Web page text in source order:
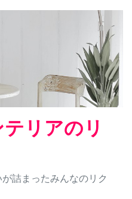
リアのリ
詰まったみんなのリク